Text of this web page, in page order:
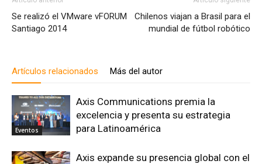
Se realizó el VMware vFORUM
Santiago 2014
Chilenos viajan a Brasil para el
mundial de fútbol robótico
Artículos relacionados Más del autor
Eventos
Axis Communications premia la
excelencia y presenta su estrategia
para Latinoamérica
Axis expande su presencia global con el